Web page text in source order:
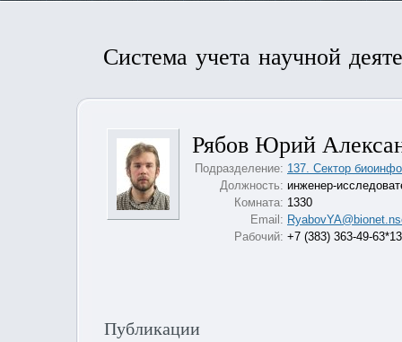
Система учета научной
Рябов Юрий
Подразделение: 137. Сектор
Должность: инженер-
Комната: 1330
Email:
Рабочий: +7 (383) 363-49-
Публикации